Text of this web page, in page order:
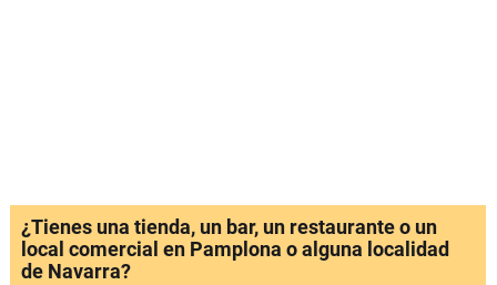
¿Tienes una tienda, un bar, un restaurante o un
local comercial en Pamplona o alguna localidad
de Navarra?